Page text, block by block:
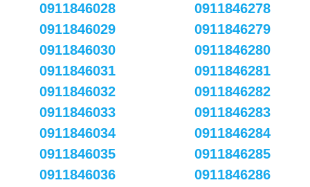
0911846028
0911846029
0911846030
0911846031
0911846032
0911846033
0911846034
0911846035
0911846036
0911846278
0911846279
0911846280
0911846281
0911846282
0911846283
0911846284
0911846285
0911846286